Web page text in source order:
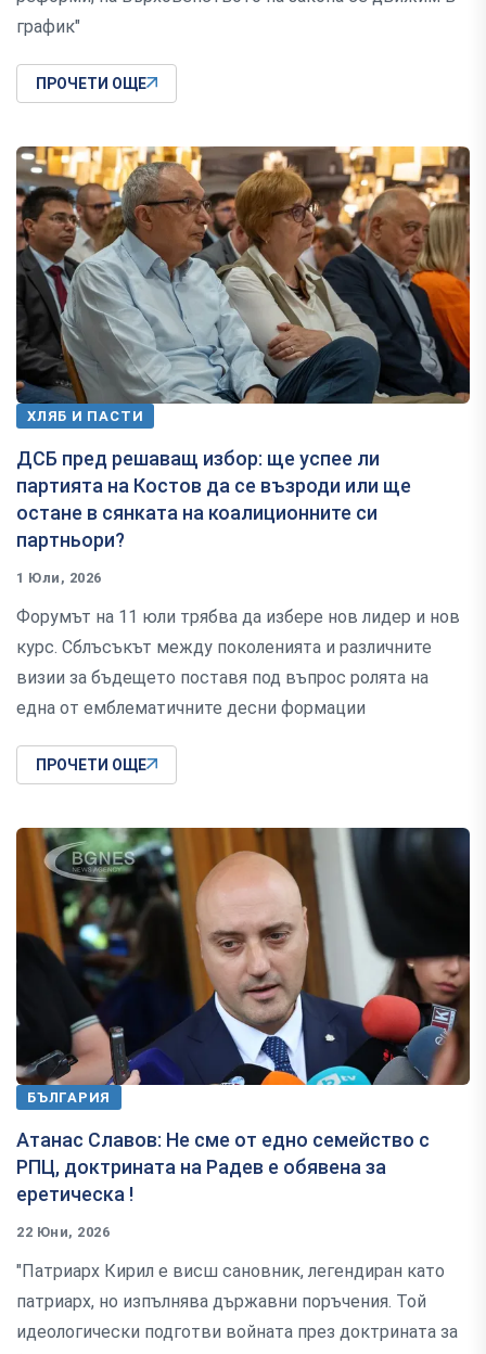
график"
ПРОЧЕТИ ОЩЕ
ХЛЯБ И ПАСТИ
ДСБ пред решаващ избор: ще успее ли
партията на Костов да се възроди или ще
остане в сянката на коалиционните си
партньори?
1 Юли, 2026
Форумът на 11 юли трябва да избере нов лидер и нов
курс. Сблъсъкът между поколенията и различните
визии за бъдещето поставя под въпрос ролята на
една от емблематичните десни формации
ПРОЧЕТИ ОЩЕ
БЪЛГАРИЯ
Атанас Славов: Не сме от едно семейство с
РПЦ, доктрината на Радев е обявена за
еретическа !
22 Юни, 2026
"Патриарх Кирил е висш сановник, легендиран като
патриарх, но изпълнява държавни поръчения. Той
идеологически подготви войната през доктрината за